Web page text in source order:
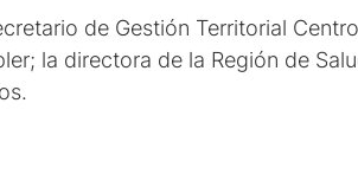
de Gestión Territorial
la directora de la Región de